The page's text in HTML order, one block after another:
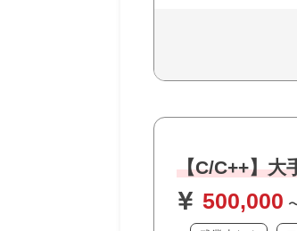
【C/C++】大
500,000